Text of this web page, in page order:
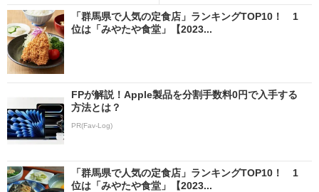
「群馬県で人気の定食店」ランキングTOP10！ 1
位は「みやたや食堂」【2023...
FPが解説！Apple製品を分割手数料0円で入手する
方法とは？
PR(Fav-Log)
「群馬県で人気の定食店」ランキングTOP10！ 1
位は「みやたや食堂」【2023...